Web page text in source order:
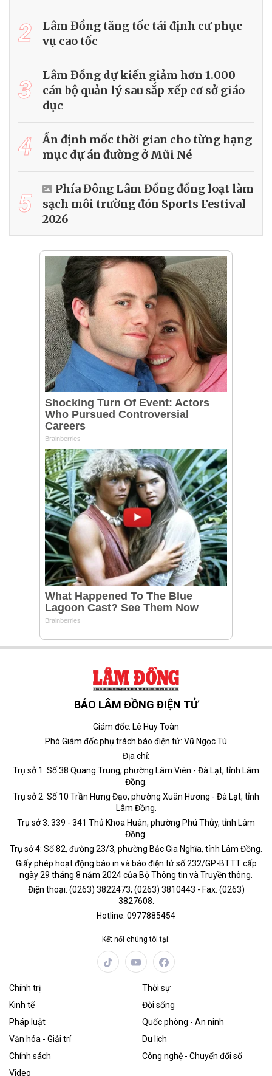
2
Lâm Đồng tăng tốc tái định cư phục
vụ cao tốc
3
Lâm Đồng dự kiến giảm hơn 1.000
cán bộ quản lý sau sắp xếp cơ sở giáo
dục
4
Ấn định mốc thời gian cho từng hạng
mục dự án đường ở Mũi Né
5
Phía Đông Lâm Đồng đồng loạt làm
sạch môi trường đón Sports Festival
2026
BÁO LÂM ĐỒNG ĐIỆN TỬ
Giám đốc: Lê Huy Toàn
Phó Giám đốc phụ trách báo điện tử: Vũ Ngọc Tú
Địa chỉ:
Trụ sở 1: Số 38 Quang Trung, phường Lâm Viên - Đà Lạt, tỉnh Lâm
Đồng.
Trụ sở 2: Số 10 Trần Hưng Đạo, phường Xuân Hương - Đà Lạt, tỉnh
Lâm Đồng.
Trụ sở 3: 339 - 341 Thủ Khoa Huân, phường Phú Thủy, tỉnh Lâm
Đồng.
Trụ sở 4: Số 82, đường 23/3, phường Bắc Gia Nghĩa, tỉnh Lâm Đồng.
Giấy phép hoạt động báo in và báo điện tử số 232/GP-BTTT cấp
ngày 29 tháng 8 năm 2024 của Bộ Thông tin và Truyền thông.
Điện thoại: (0263) 3822473; (0263) 3810443 - Fax: (0263)
3827608.
Hotline: 0977885454
Kết nối chúng tôi tại:
Chính trị
Thời sự
Kinh tế
Đời sống
Pháp luật
Quốc phòng - An ninh
Văn hóa - Giải trí
Du lịch
Chính sách
Công nghệ - Chuyển đổi số
Video